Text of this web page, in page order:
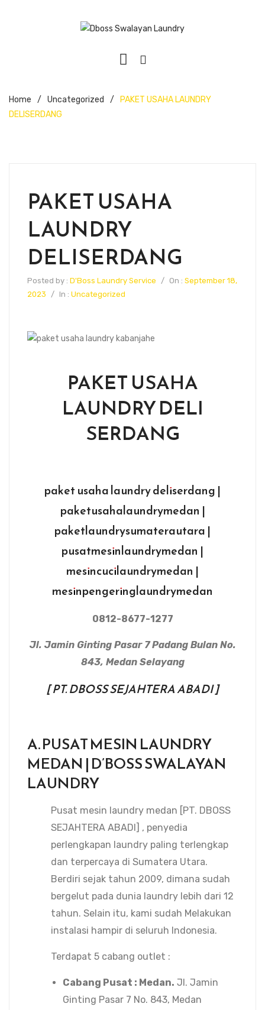
Home / Uncategorized /
PAKET USAHA LAUNDRY
DELISERDANG
PAKET USAHA
LAUNDRY
DELISERDANG
Posted by : D'Boss Laundry Service / On : September 18,
2023
/ In : Uncategorized
PAKET USAHA
LAUNDRY DELI
SERDANG
paket usaha laundry deliserdang |
paketusahalaundrymedan |
paketlaundrysumaterautara |
pusatmesinlaundrymedan |
mesincucilaundrymedan |
mesinpengeringlaundrymedan
0812-8677-1277
Jl. Jamin Ginting Pasar 7 Padang Bulan No.
843, Medan Selayang
[ PT. DBOSS SEJAHTERA ABADI ]
A. PUSAT MESIN LAUNDRY
MEDAN | D’BOSS SWALAYAN
LAUNDRY
Pusat mesin laundry medan [PT. DBOSS
SEJAHTERA ABADI] , penyedia
perlengkapan laundry paling terlengkap
dan terpercaya di Sumatera Utara.
Berdiri sejak tahun 2009, dimana sudah
bergelut pada dunia laundry lebih dari 12
tahun. Selain itu, kami sudah Melakukan
instalasi hampir di seluruh Indonesia.
Terdapat 5 cabang outlet :
Cabang Pusat : Medan. Jl. Jamin
Ginting Pasar 7 No. 843, Medan